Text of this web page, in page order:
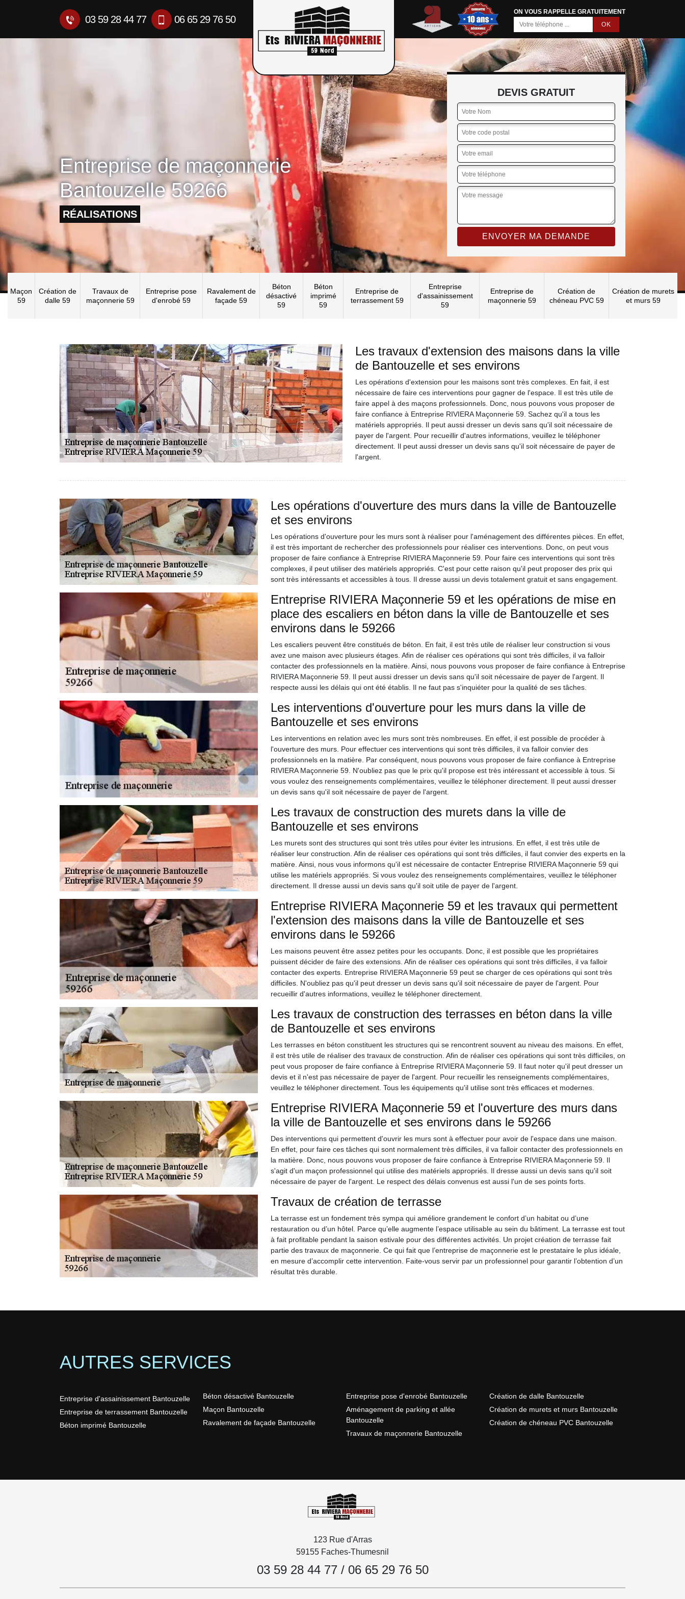
03 59 28 44 77 06 65 29 76 50
ON VOUS RAPPELLE GRATUITEMENT
Entreprise de maçonnerie
Bantouzelle 59266
RÉALISATIONS
DEVIS GRATUIT
Maçon
59
Création de
dalle 59
Travaux de
maçonnerie 59
Entreprise pose
d'enrobé 59
Ravalement de
façade 59
Béton
désactivé
59
Béton
imprimé
59
Entreprise de
terrassement 59
Entreprise
d'assainissement
59
Entreprise de
maçonnerie 59
Création de
chéneau PVC 59
Création de murets
et murs 59
Les travaux d'extension des maisons dans la ville
de Bantouzelle et ses environs
Les opérations d'extension pour les maisons sont très complexes. En fait, il est
nécessaire de faire ces interventions pour gagner de l'espace. Il est très utile de
faire appel à des maçons professionnels. Donc, nous pouvons vous proposer de
faire confiance à Entreprise RIVIERA Maçonnerie 59. Sachez qu'il a tous les
matériels appropriés. Il peut aussi dresser un devis sans qu'il soit nécessaire de
payer de l'argent. Pour recueillir d'autres informations, veuillez le téléphoner
directement. Il peut aussi dresser un devis sans qu'il soit nécessaire de payer de
l'argent.
Les opérations d'ouverture des murs dans la ville de Bantouzelle
et ses environs
Les opérations d'ouverture pour les murs sont à réaliser pour l'aménagement des différentes pièces. En effet,
il est très important de rechercher des professionnels pour réaliser ces interventions. Donc, on peut vous
proposer de faire confiance à Entreprise RIVIERA Maçonnerie 59. Pour faire ces interventions qui sont très
complexes, il peut utiliser des matériels appropriés. C'est pour cette raison qu'il peut proposer des prix qui
sont très intéressants et accessibles à tous. Il dresse aussi un devis totalement gratuit et sans engagement.
Entreprise RIVIERA Maçonnerie 59 et les opérations de mise en
place des escaliers en béton dans la ville de Bantouzelle et ses
environs dans le 59266
Les escaliers peuvent être constitués de béton. En fait, il est très utile de réaliser leur construction si vous
avez une maison avec plusieurs étages. Afin de réaliser ces opérations qui sont très difficiles, il va falloir
contacter des professionnels en la matière. Ainsi, nous pouvons vous proposer de faire confiance à Entreprise
RIVIERA Maçonnerie 59. Il peut aussi dresser un devis sans qu'il soit nécessaire de payer de l'argent. Il
respecte aussi les délais qui ont été établis. Il ne faut pas s'inquiéter pour la qualité de ses tâches.
Les interventions d'ouverture pour les murs dans la ville de
Bantouzelle et ses environs
Les interventions en relation avec les murs sont très nombreuses. En effet, il est possible de procéder à
l'ouverture des murs. Pour effectuer ces interventions qui sont très difficiles, il va falloir convier des
professionnels en la matière. Par conséquent, nous pouvons vous proposer de faire confiance à Entreprise
RIVIERA Maçonnerie 59. N'oubliez pas que le prix qu'il propose est très intéressant et accessible à tous. Si
vous voulez des renseignements complémentaires, veuillez le téléphoner directement. Il peut aussi dresser
un devis sans qu'il soit nécessaire de payer de l'argent.
Les travaux de construction des murets dans la ville de
Bantouzelle et ses environs
Les murets sont des structures qui sont très utiles pour éviter les intrusions. En effet, il est très utile de
réaliser leur construction. Afin de réaliser ces opérations qui sont très difficiles, il faut convier des experts en la
matière. Ainsi, nous vous informons qu'il est nécessaire de contacter Entreprise RIVIERA Maçonnerie 59 qui
utilise les matériels appropriés. Si vous voulez des renseignements complémentaires, veuillez le téléphoner
directement. Il dresse aussi un devis sans qu'il soit utile de payer de l'argent.
Entreprise RIVIERA Maçonnerie 59 et les travaux qui permettent
l'extension des maisons dans la ville de Bantouzelle et ses
environs dans le 59266
Les maisons peuvent être assez petites pour les occupants. Donc, il est possible que les propriétaires
puissent décider de faire des extensions. Afin de réaliser ces opérations qui sont très difficiles, il va falloir
contacter des experts. Entreprise RIVIERA Maçonnerie 59 peut se charger de ces opérations qui sont très
difficiles. N'oubliez pas qu'il peut dresser un devis sans qu'il soit nécessaire de payer de l'argent. Pour
recueillir d'autres informations, veuillez le téléphoner directement.
Les travaux de construction des terrasses en béton dans la ville
de Bantouzelle et ses environs
Les terrasses en béton constituent les structures qui se rencontrent souvent au niveau des maisons. En effet,
il est très utile de réaliser des travaux de construction. Afin de réaliser ces opérations qui sont très difficiles, on
peut vous proposer de faire confiance à Entreprise RIVIERA Maçonnerie 59. Il faut noter qu'il peut dresser un
devis et il n'est pas nécessaire de payer de l'argent. Pour recueillir les renseignements complémentaires,
veuillez le téléphoner directement. Tous les équipements qu'il utilise sont très efficaces et modernes.
Entreprise RIVIERA Maçonnerie 59 et l'ouverture des murs dans
la ville de Bantouzelle et ses environs dans le 59266
Des interventions qui permettent d'ouvrir les murs sont à effectuer pour avoir de l'espace dans une maison.
En effet, pour faire ces tâches qui sont normalement très difficiles, il va falloir contacter des professionnels en
la matière. Donc, nous pouvons vous proposer de faire confiance à Entreprise RIVIERA Maçonnerie 59. Il
s'agit d'un maçon professionnel qui utilise des matériels appropriés. Il dresse aussi un devis sans qu'il soit
nécessaire de payer de l'argent. Le respect des délais convenus est aussi l'un de ses points forts.
Travaux de création de terrasse
La terrasse est un fondement très sympa qui améliore grandement le confort d’un habitat ou d’une
restauration ou d’un hôtel. Parce qu’elle augmente l’espace utilisable au sein du bâtiment. La terrasse est tout
à fait profitable pendant la saison estivale pour des différentes activités. Un projet création de terrasse fait
partie des travaux de maçonnerie. Ce qui fait que l’entreprise de maçonnerie est le prestataire le plus idéale,
en mesure d’accomplir cette intervention. Faite-vous servir par un professionnel pour garantir l’obtention d’un
résultat très durable.
AUTRES SERVICES
Entreprise d'assainissement Bantouzelle
Entreprise de terrassement Bantouzelle
Béton imprimé Bantouzelle
Béton désactivé Bantouzelle
Maçon Bantouzelle
Ravalement de façade Bantouzelle
Entreprise pose d'enrobé Bantouzelle
Aménagement de parking et allée
Bantouzelle
Travaux de maçonnerie Bantouzelle
Création de dalle Bantouzelle
Création de murets et murs Bantouzelle
Création de chéneau PVC Bantouzelle
123 Rue d'Arras
59155 Faches-Thumesnil
03 59 28 44 77/ 06 65 29 76 50